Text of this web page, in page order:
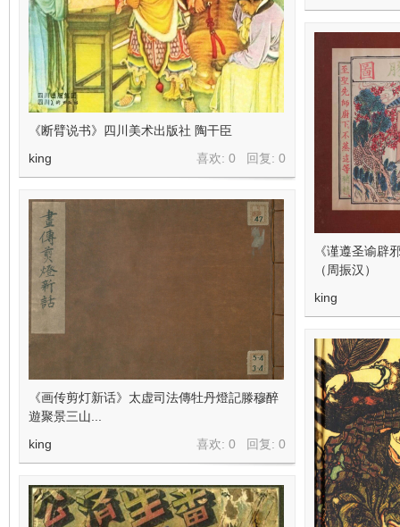
《断臂说书》四川美术出版社 陶干臣
喜欢: 0 回复: 0
king
《谨遵圣谕辟
（周振汉）
king
《画传剪灯新话》太虚司法傳牡丹燈記滕穆醉
遊聚景三山...
喜欢: 0 回复: 0
king